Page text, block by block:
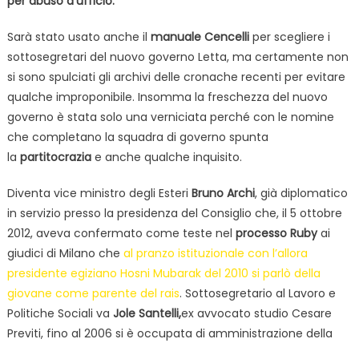
Sarà stato usato anche il manuale Cencelliper scegliere i
sottosegretari del nuovo governo Letta, ma certamente non
si sono spulciati gli archivi delle cronache recenti per evitare
qualche improponibile. Insomma la freschezza del nuovo
governo è stata solo una verniciata perché con le nomine
che completano la squadra di governo spunta
la partitocrazia e anche qualche inquisito.
Diventa vice ministro degli Esteri Bruno Archi, già diplomatico
in servizio presso la presidenza del Consiglio che, il 5 ottobre
2012, aveva confermato come teste nel processo Rubyai
giudici di Milano che al pranzo istituzionale con l’allora
presidente egiziano Hosni Mubarak del 2010 si parlò della
giovane come parente del rais. Sottosegretario al Lavoro e
Politiche Sociali va Jole Santelli,ex avvocato studio Cesare
Previti, fino al 2006 si è occupata di amministrazione della